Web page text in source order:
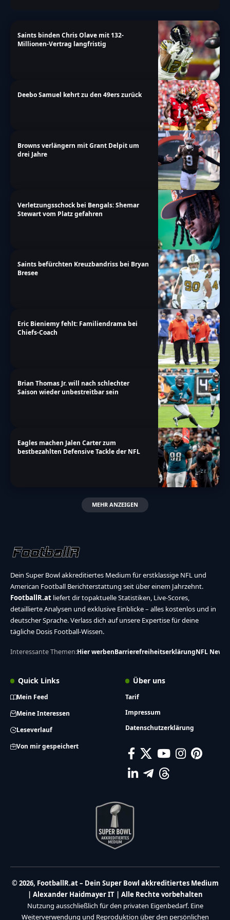
answer":"Antwort","multiple-
a-more\/nfl\/micah-parsons-laesst-offseason-
Saints binden Chris Olave mit 132-
Millionen-Vertrag langfristig
Deebo Samuel kehrt zu den 49ers zurück
Browns verlängern mit Grant Delpit um
drei Jahre
Verletzungsschock bei Bengals: Shemar
Stewart vom Platz gefahren
Saints befürchten Kreuzbandriss bei Bryan
Bresee
Eric Bieniemy fehlt: Familiendrama bei
Chiefs-Coach
Brian Thomas Jr. will nach schlechter
Saison wieder unbestreitbar sein
Eagles machen Jalen Carter zum
bestbezahlten Defensive Tackle der NFL
MEHR ANZEIGEN
Dein Super Bowl akkreditiertes Medium für erstklassige NFL und
American Football Berichterstattung seit über einem Jahrzehnt.
FootballR.at liefert dir topaktuelle Statistiken, Live-Scores,
detaillierte Analysen und exklusive Einblicke – alles kostenlos und in
deutscher Sprache. Verlass dich auf unsere Expertise für deine
tägliche Dosis Football-Wissen.
Interessante Themen:Hier werbenBarrierefreiheitserklärungNFL News
Quick Links
Mein Feed
Meine Interessen
Leseverlauf
Von mir gespeichert
Über uns
Tarif
Impressum
Datenschutzerklärung
© 2026, FootballR.at – Dein Super Bowl akkreditiertes Medium
| Alexander Haidmayer IT | Alle Rechte vorbehalten
Nutzung ausschließlich für den privaten Eigenbedarf. Eine
Weiterverwendung und Reproduktion über den persönlichen